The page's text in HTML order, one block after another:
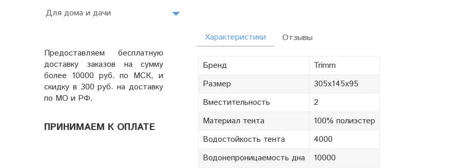
Характеристики
Бренд
Trimm
Размер
305x145x95
Вместительность
2
Материал тента
100% полиэстер
Водостойкость тента
4000
Водонепроницаемость дна
10000
Отзывы
Для дома и дачи
Предоставляем бесплатную
доставку заказов на сумму
более 10000 руб. по МСК, и
скидку в 300 руб. на доставку
по МО и РФ.
ПРИНИМАЕМ К ОПЛАТЕ